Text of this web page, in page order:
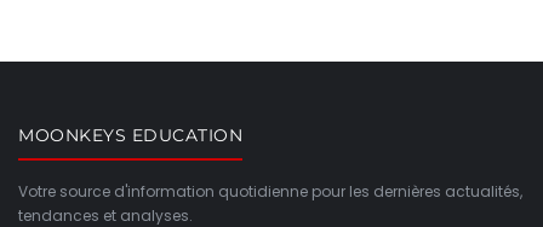
MOONKEYS EDUCATION
Votre source d'information quotidienne pour les dernières actualités,
tendances et analyses.